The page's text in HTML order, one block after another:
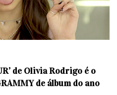
de Olivia Rodrigo é o
de álbum do ano